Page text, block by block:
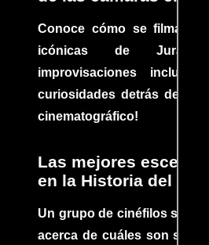
Conoce cómo se filmaron
icónicas de
improvisaciones
curiosidades detrás del
cinematográfico!
Las mejores escenas
en la Historia del cine
Un grupo de cinéfilos se
acerca de cuáles son sus